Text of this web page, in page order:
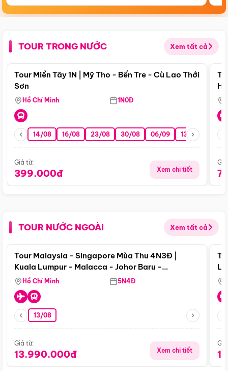
TOUR TRONG NƯỚC Xem tất cả
Điểm nổi bật
Tour Miền Tây 1N | Mỹ Tho - Bến Tre - Cù Lao Thới
Sơn
Hồ Chí Minh 1N0Đ
14/08 16/08 23/08 30/08 06/09 13/09 20/09
Giá từ:
399.000đ Xem chi tiết
TOUR NƯỚC NGOÀI Xem tất cả
Điểm nổi bật
Tour Malaysia - Singapore Mùa Thu 4N3Đ |
Kuala Lumpur - Malacca - Johor Baru -
Singapore
Hồ Chí Minh 5N4Đ
13/08
Giá từ:
13.990.000đ Xem chi tiết